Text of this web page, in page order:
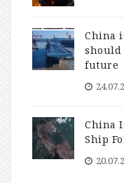
China
should
future
China
Ship